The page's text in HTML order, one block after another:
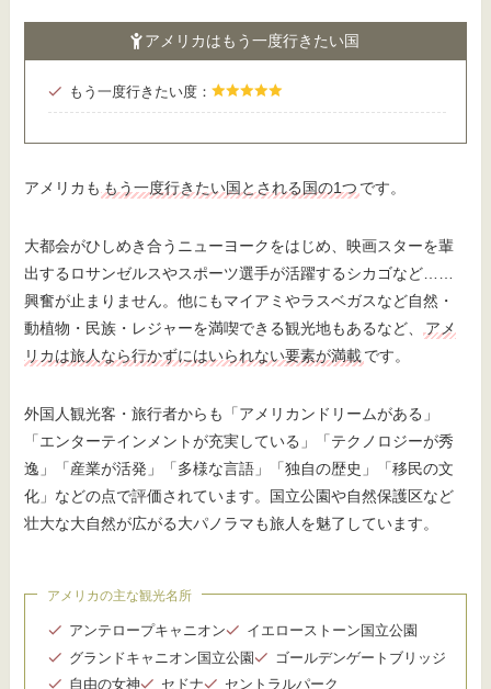
アメリカはもう一度行きたい国
もう一度行きたい度：
アメリカも もう一度行きたい国とされる国の1つ です。
大都会がひしめき合うニューヨークをはじめ、映画スターを輩
出するロサンゼルスやスポーツ選手が活躍するシカゴなど……
興奮が止まりません。他にもマイアミやラスベガスなど自然・
動植物・民族・レジャーを満喫できる観光地もあるなど、
アメ
リカは旅人なら行かずにはいられない要素が満載 です。
外国人観光客・旅行者からも「アメリカンドリームがある」
「エンターテインメントが充実している」「テクノロジーが秀
逸」「産業が活発」「多様な言語」「独自の歴史」「移民の文
化」などの点で評価されています。国立公園や自然保護区など
壮大な大自然が広がる大パノラマも旅人を魅了しています。
アメリカの主な観光名所
アンテロープキャニオン
イエローストーン国立公園
グランドキャニオン国立公園
ゴールデンゲートブリッジ
自由の女神
セドナ
セントラルパーク